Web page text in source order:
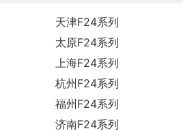
天津F24系列
太原F24系列
上海F24系列
杭州F24系列
福州F24系列
济南F24系列